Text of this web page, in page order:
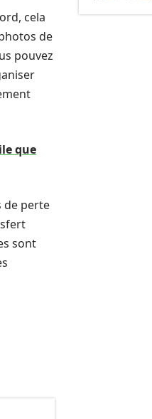
cela
de
pouvez
que
de perte
sont